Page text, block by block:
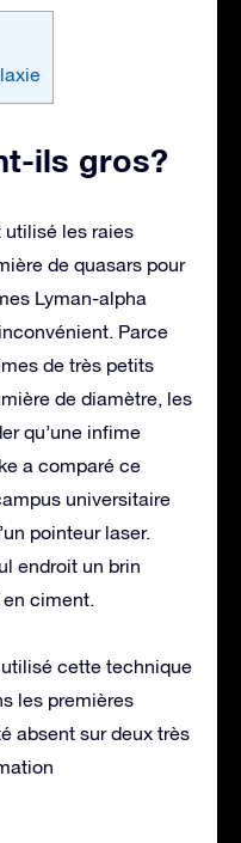
ils gros?
utilisé les raies
de quasars pour
Lyman-alpha
Parce
de très petits
de diamètre, les
qu’une infime
a comparé ce
universitaire
pointeur laser.
endroit un brin
en ciment.
cette technique
les premières
absent sur deux très